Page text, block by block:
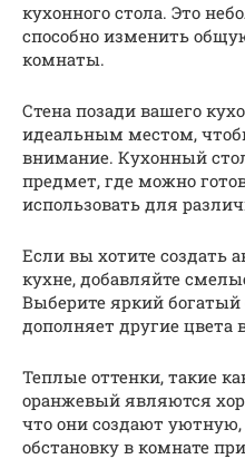
кухонного стола. Это
способно изменить
комнаты.
Стена позади вашего
идеальным местом,
внимание. Кухонный
предмет, где можно
использовать для
Если вы хотите создать
кухне, добавляйте
Выберите яркий богатый
дополняет другие
Теплые оттенки, такие
оранжевый являются
что они создают
обстановку в комнате